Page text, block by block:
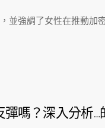
並強調了女性在推動加
嗎？深入分析…